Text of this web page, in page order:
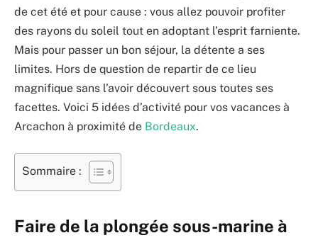
de cet été et pour cause : vous allez pouvoir profiter
des rayons du soleil tout en adoptant l’esprit farniente.
Mais pour passer un bon séjour, la détente a ses
limites. Hors de question de repartir de ce lieu
magnifique sans l’avoir découvert sous toutes ses
facettes. Voici 5 idées d’activité pour vos vacances à
Arcachon à proximité de Bordeaux.
Sommaire :
Faire de la plongée sous-marine à